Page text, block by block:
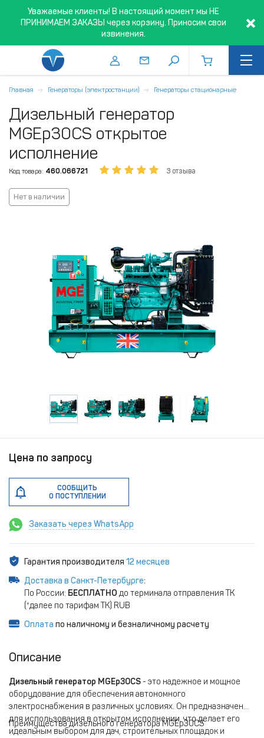
Уважаемые клиенты! В настоящий момент мы НЕ
ПРИНИМАЕМ ЗАКАЗЫ через корзину. Приносим свои
извинения.
Главная Генераторы (электростанции) Генераторы стационарные
Дизельный генератор
MGEp30CS открытое
исполнение
Код товара: 460.066721 3 отзыва
Нет в наличии
Цена по запросу
СООБЩИТЬ
О ПОСТУПЛЕНИИ
Заказать через WhatsApp
Гарантия производителя 12 месяцев
Доставка в Санкт-Петербурге:
По России: БЕСПЛАТНО до терминала отправления ТК
(*далее по тарифам ТК) RUB
Оплата по наличному и безналичному расчету
Описание
Дизельный генератор MGEp30CS - это надежное и мощное
оборудование для обеспечения автономного
электроснабжения в различных условиях. Он предназначен
для использования в открытом исполнении, что делает его
идеальным выбором для дач, строительных площадок и
Преимущества дизельного генератора MGEp30CS